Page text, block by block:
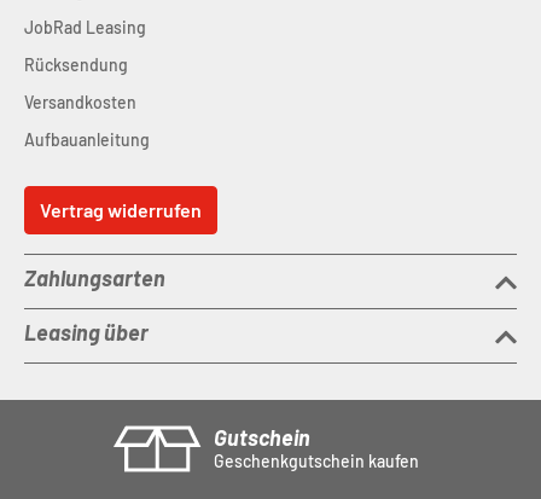
JobRad Leasing
Rücksendung
Versandkosten
Aufbauanleitung
Vertrag widerrufen
Zahlungsarten
Leasing über
Gutschein
Geschenkgutschein kaufen